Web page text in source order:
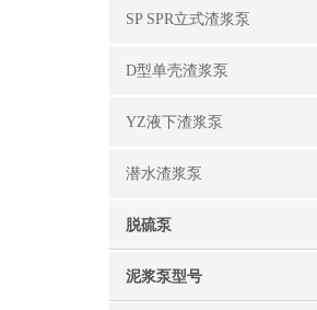
SP SPR立式渣浆泵
D型单壳渣浆泵
YZ液下渣浆泵
潜水渣浆泵
脱硫泵
泥浆泵型号